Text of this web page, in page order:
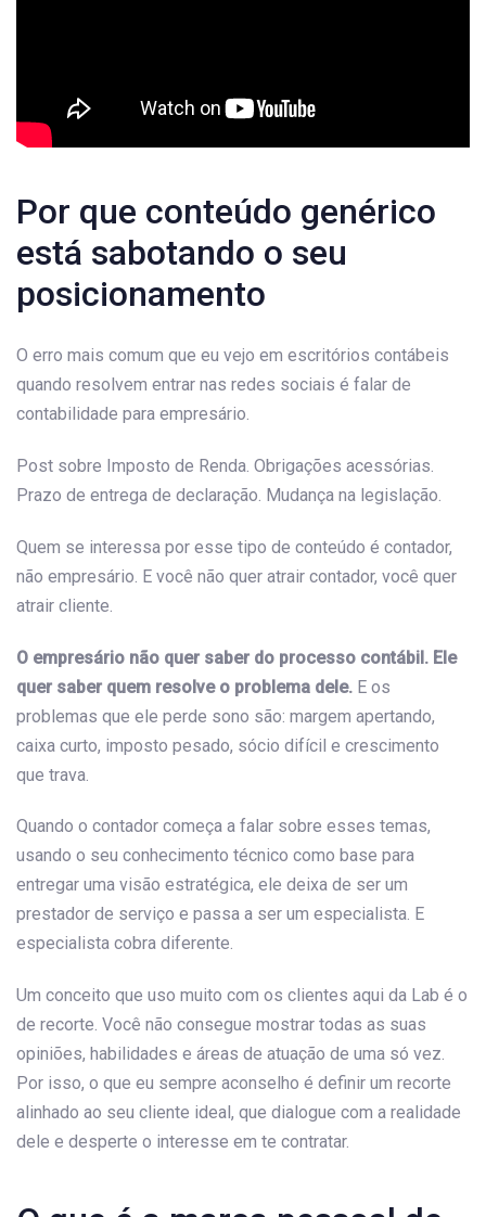
Por que conteúdo genérico
está sabotando o seu
posicionamento
O erro mais comum que eu vejo em escritórios contábeis
quando resolvem entrar nas redes sociais é falar de
contabilidade para empresário.
Post sobre Imposto de Renda. Obrigações acessórias.
Prazo de entrega de declaração. Mudança na legislação.
Quem se interessa por esse tipo de conteúdo é contador,
não empresário. E você não quer atrair contador, você quer
atrair cliente.
O empresário não quer saber do processo contábil. Ele
quer saber quem resolve o problema dele. E os
problemas que ele perde sono são: margem apertando,
caixa curto, imposto pesado, sócio difícil e crescimento
que trava.
Quando o contador começa a falar sobre esses temas,
usando o seu conhecimento técnico como base para
entregar uma visão estratégica, ele deixa de ser um
prestador de serviço e passa a ser um especialista. E
especialista cobra diferente.
Um conceito que uso muito com os clientes aqui da Lab é o
de recorte. Você não consegue mostrar todas as suas
opiniões, habilidades e áreas de atuação de uma só vez.
Por isso, o que eu sempre aconselho é definir um recorte
alinhado ao seu cliente ideal, que dialogue com a realidade
dele e desperte o interesse em te contratar.